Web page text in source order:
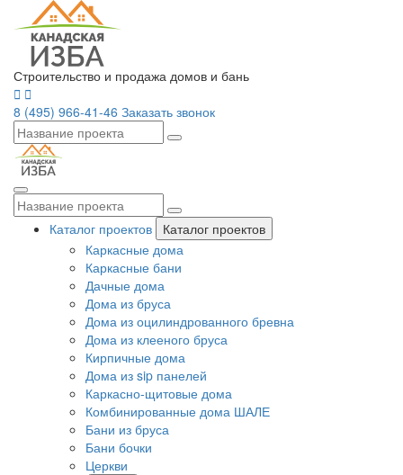
Строительство и продажа домов и бань
8 (495) 966-41-46 Заказать звонок
Каталог проектов
Каталог проектов
Каркасные дома
Каркасные бани
Дачные дома
Дома из бруса
Дома из оцилиндрованного бревна
Дома из клееного бруса
Кирпичные дома
Дома из sip панелей
Каркасно-щитовые дома
Комбинированные дома ШАЛЕ
Бани из бруса
Бани бочки
Церкви